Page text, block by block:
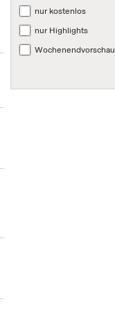
nur kostenlos
nur Highlights
Wochenendvorschau